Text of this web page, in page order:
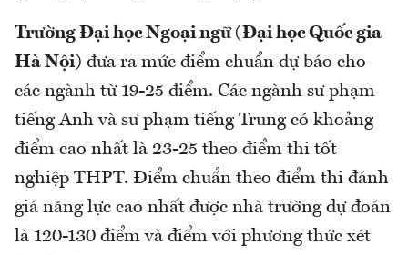
Trường Đại học Ngoại ngữ (Đại học Quốc gia
Hà Nội) đưa ra mức điểm chuẩn dự báo cho
các ngành từ 19-25 điểm. Các ngành sư phạm
tiếng Anh và sư phạm tiếng Trung có khoảng
điểm cao nhất là 23-25 theo điểm thi tốt
nghiệp THPT. Điểm chuẩn theo điểm thi đánh
giá năng lực cao nhất được nhà trường dự đoán
là 120-130 điểm và điểm với phương thức xét